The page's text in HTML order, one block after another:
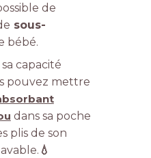
de
sous-
bébé.
capacité
pouvez mettre
dans sa poche
plis de son
💧